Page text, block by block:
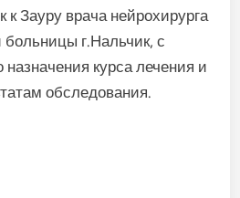
к Зауру врача нейрохирурга
больницы г.Нальчик, с
курса лечения и
обследования.